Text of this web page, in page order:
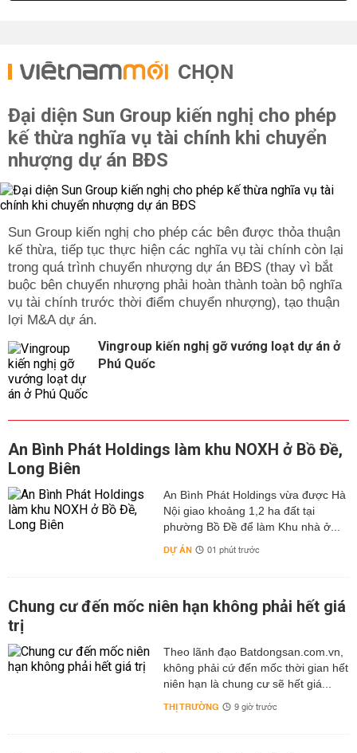
CHỌN
Đại diện Sun Group kiến nghị cho phép
kế thừa nghĩa vụ tài chính khi chuyển
nhượng dự án BĐS
Sun Group kiến nghị cho phép các bên được thỏa thuận
kế thừa, tiếp tục thực hiện các nghĩa vụ tài chính còn lại
trong quá trình chuyển nhượng dự án BĐS (thay vì bắt
buộc bên chuyển nhượng phải hoàn thành toàn bộ nghĩa
vụ tài chính trước thời điểm chuyển nhượng), tạo thuận
lợi M&A dự án.
Vingroup kiến nghị gỡ vướng loạt dự án ở
Phú Quốc
An Bình Phát Holdings làm khu NOXH ở Bồ Đề,
Long Biên
An Bình Phát Holdings vừa được Hà
Nội giao khoảng 1,2 ha đất tại
phường Bồ Đề để làm Khu nhà ở...
DỰ ÁN 01 phút trước
Chung cư đến mốc niên hạn không phải hết giá
trị
Theo lãnh đạo Batdongsan.com.vn,
không phải cứ đến mốc thời gian hết
niên hạn là chung cư sẽ hết giá...
THỊ TRƯỜNG 9 giờ trước